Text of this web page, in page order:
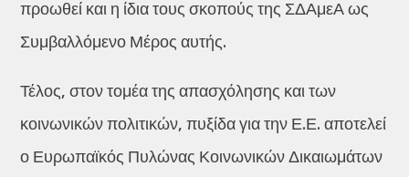
προωθεί και η ίδια τους σκοπούς της ΣΔΑμεΑ ως
Συμβαλλόμενο Μέρος αυτής.
Τέλος, στον τομέα της απασχόλησης και των
κοινωνικών πολιτικών, πυξίδα για την Ε.Ε. αποτελεί
ο Ευρωπαϊκός Πυλώνας Κοινωνικών Δικαιωμάτων